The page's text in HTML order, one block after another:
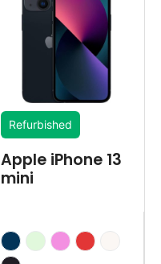
Refurbished
Apple iPhone 13
mini